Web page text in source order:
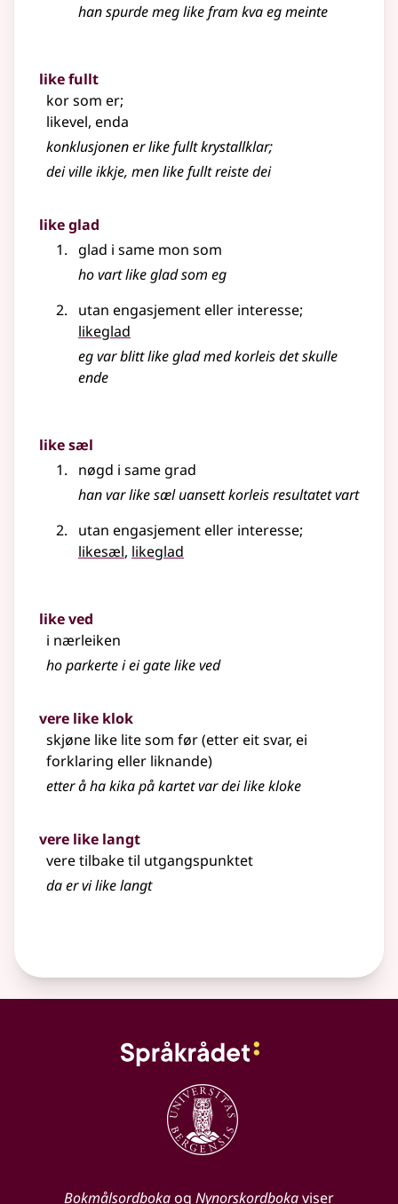
han spurde meg like fram kva eg meinte
like fullt
kor som er;
likevel, enda
konklusjonen er like fullt krystallklar;
dei ville ikkje, men like fullt reiste dei
like glad
glad i same mon som
ho vart like glad som eg
utan engasjementeller interesse;
likeglad
eg var blitt like glad med korleis det skulle
ende
like sæl
nøgd i same grad
han var like sæl uansett korleis resultatet vart
utan engasjementeller interesse;
likesæl, likeglad
like ved
i nærleiken
ho parkerte i ei gate like ved
vere like klok
skjøne like lite som før (etter eit svar, ei
forklaring eller liknande)
etter å ha kika på kartet var dei like kloke
vere like langt
vere tilbake til utgangspunktet
da er vi like langt
Bokmålsordbokaog Nynorskordbokaviser